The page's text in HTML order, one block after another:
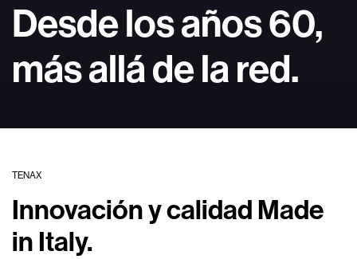
Desde los años 60,
más allá de la red.
TENAX
Innovación y calidad Made
in Italy.